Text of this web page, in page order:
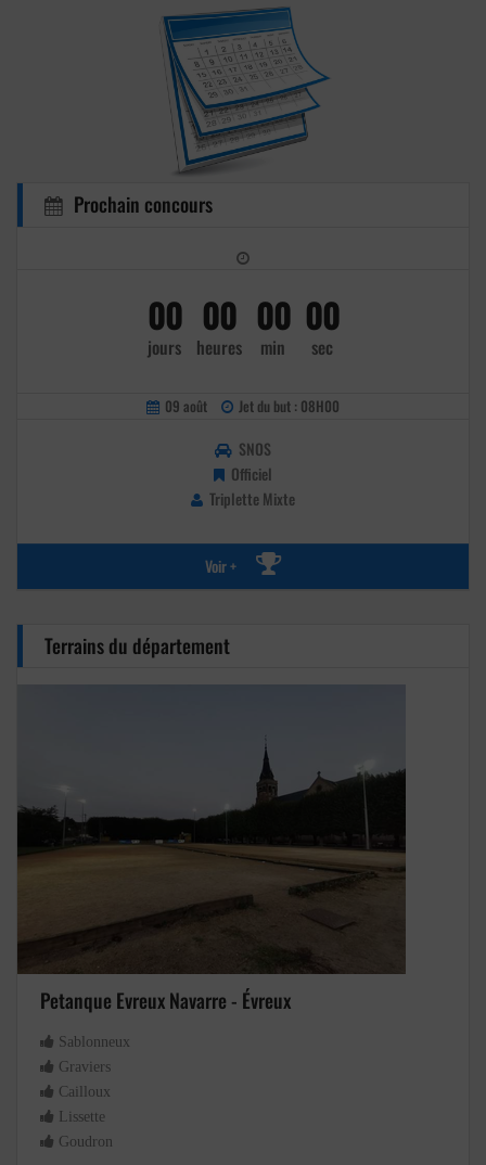
Prochain concours
00
jours
00
heures
00
min
00
sec
09 août Jet du but : 08H00
SNOS
Officiel
Triplette Mixte
Voir +
Terrains du département
Petanque Evreux Navarre - Évreux
Sablonneux
Graviers
Cailloux
Lissette
Goudron